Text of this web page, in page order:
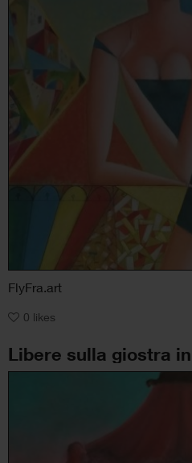
FlyFra.art
0 likes